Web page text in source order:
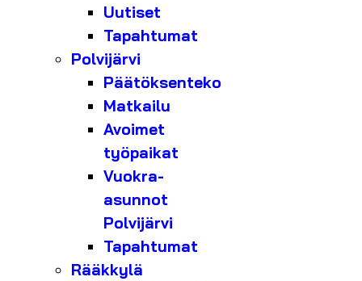
Uutiset
Tapahtumat
Polvijärvi
Päätöksenteko
Matkailu
Avoimet
työpaikat
Vuokra-
asunnot
Polvijärvi
Tapahtumat
Rääkkylä